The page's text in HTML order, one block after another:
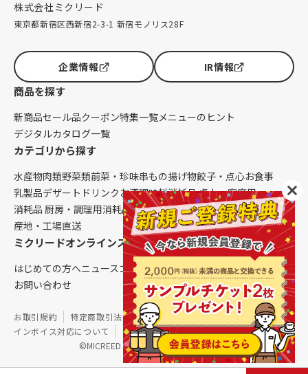
株式会社ミクリード
東京都新宿区西新宿2-3-1 新宿モノリス28F
企業情報 IR情報
商品を探す
新商品セール品クーポン特集一覧メニューのヒント
デジタルカタログ一覧
カテゴリから探す
水産物肉類野菜類前菜・珍味串もの揚げ物餃子・点心お食事
乳製品デザート ドリンク お酒調味料消耗品 卓上・客席用
消耗品 厨房・調理用消耗品 クレンリネス生鮮品（配送便限定）
産地・工場直送
ミクリードオンラインストアについて
はじめての方へニュースコラムご利用ガイド会社概要
お問い合わせ
©MICREED CO.,LTD. All Rights Reserved.
お取引規約 特定商取引法に基づく表記
個人情報保護方針
インボイス対応について
サイトマップ